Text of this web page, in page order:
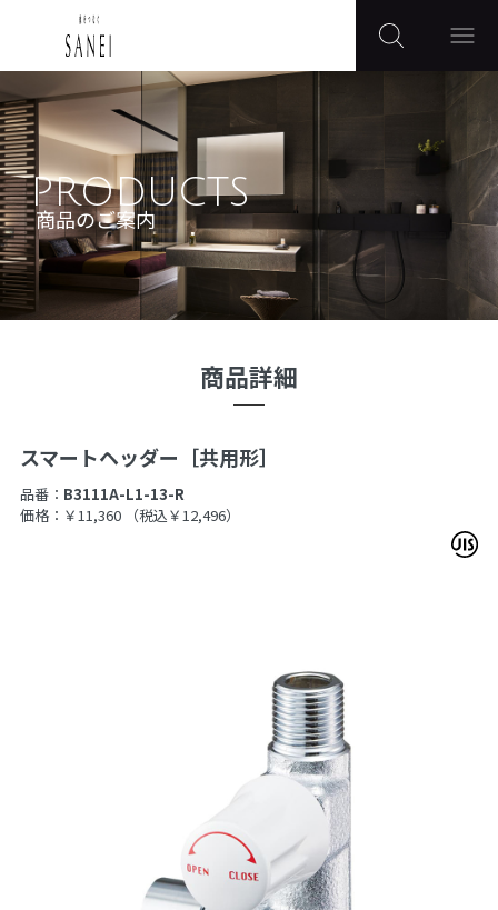
PRODUCTS
商品のご案内
商品詳細
スマートヘッダー［共用形］
品番： B3111A-L1-13-R
価格：￥11,360
（税込￥12,496）